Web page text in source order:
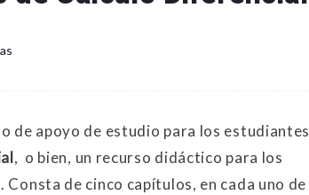
de apoyo de estudio para los estudiantes
, o bien, un recurso didáctico para los
de cinco capítulos, en cada uno de